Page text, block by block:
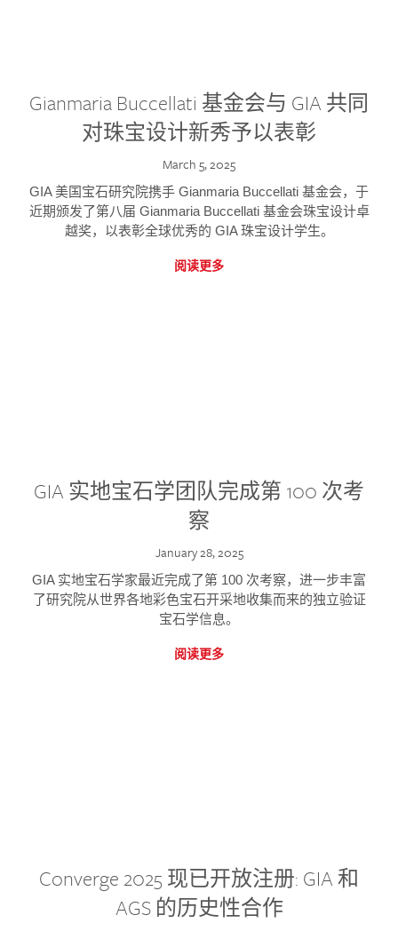
Gianmaria Buccellati 基金会与 GIA 共同
对珠宝设计新秀予以表彰
March 5, 2025
GIA 美国宝石研究院携手 Gianmaria Buccellati 基金会，于
近期颁发了第八届 Gianmaria Buccellati 基金会珠宝设计卓
越奖，以表彰全球优秀的 GIA 珠宝设计学生。
阅读更多
GIA 实地宝石学团队完成第 100 次考
察
January 28, 2025
GIA 实地宝石学家最近完成了第 100 次考察，进一步丰富
了研究院从世界各地彩色宝石开采地收集而来的独立验证
宝石学信息。
阅读更多
Converge 2025 现已开放注册: GIA 和
AGS 的历史性合作